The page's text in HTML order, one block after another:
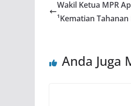
Wakil Ketua MPR
¹Kematian
Anda Juga